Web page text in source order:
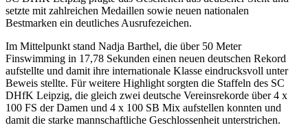
setzte mit zahlreichen Medaillen sowie neuen nationalen
Bestmarken ein deutliches Ausrufezeichen.
Im Mittelpunkt stand Nadja Barthel, die über 50 Meter
Finswimming in 17,78 Sekunden einen neuen deutschen Rekord
aufstellte und damit ihre internationale Klasse eindrucksvoll unter
Beweis stellte. Für weitere Highlight sorgten die Staffeln des SC
DHfK Leipzig, die gleich zwei deutsche Vereinsrekorde über 4 x
100 FS der Damen und 4 x 100 SB Mix aufstellen konnten und
damit die starke mannschaftliche Geschlossenheit unterstrichen.